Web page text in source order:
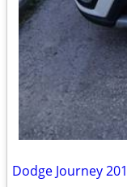
Dodge Journey